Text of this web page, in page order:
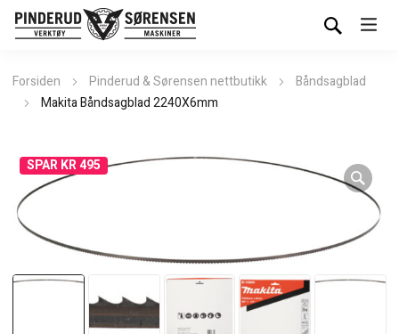
Forsiden Pinderud & Sørensen nettbutikk
Båndsagblad
Makita Båndsagblad 2240X6mm
SPAR KR 495